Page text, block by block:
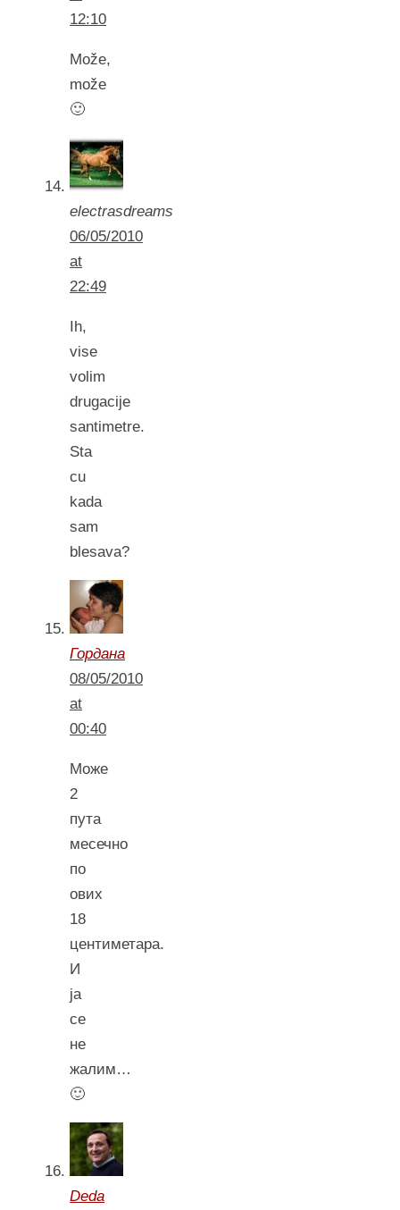
12:10
Može,
može
🙂
electrasdreams
06/05/2010
at
22:49
Ih,
vise
volim
drugacije
santimetre.
Sta
cu
kada
sam
blesava?
Гордана
08/05/2010
at
00:40
Може
2
пута
месечно
по
ових
18
центиметара.
И
ја
се
не
жалим…
🙂
Deda